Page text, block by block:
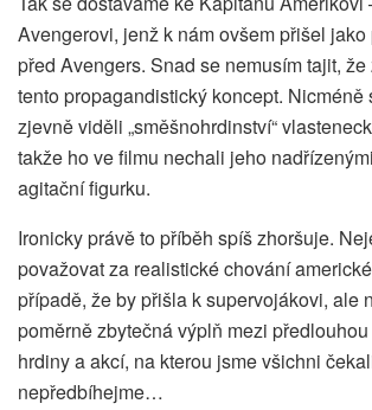
Avengerovi, jenž k nám ovšem přišel
před Avengers. Snad se nemusím tajit,
tento propagandistický koncept. Nicméně
zjevně viděli „směšnohrdinství“
takže ho ve filmu nechali jeho
agitační figurku.
Ironicky právě to příběh spíš zhoršuje.
považovat za realistické chování
případě, že by přišla k supervojákovi, ale
poměrně zbytečná výplň mezi
hrdiny a akcí, na kterou jsme všichni
nepředbíhejme…